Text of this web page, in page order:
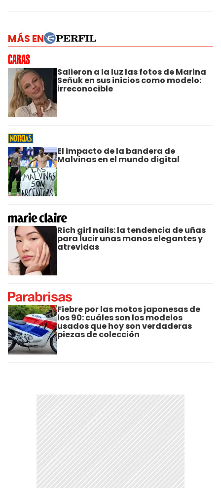
MÁS EN
Salieron a la luz las fotos de Marina
Señuk en sus inicios como modelo:
irreconocible
El impacto de la bandera de
Malvinas en el mundo digital
Rich girl nails: la tendencia de uñas
para lucir unas manos elegantes y
atrevidas
Fiebre por las motos japonesas de
los 90: cuáles son los modelos
usados que hoy son verdaderas
piezas de colección